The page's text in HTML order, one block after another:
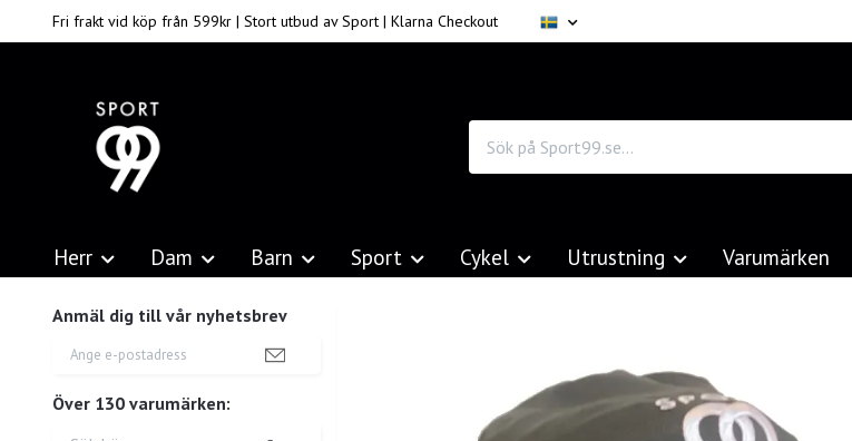
Fri frakt vid köp från 599kr | Stort utbud av Sport | Klarna Checkout
Herr Dam Barn Sport Cykel Utrustning Varumärken
Anmäl dig till vår nyhetsbrev
Över 130 varumärken: